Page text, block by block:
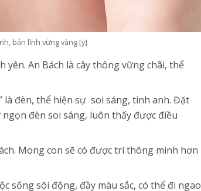
bản lĩnh vững vàng [y]
yên. An Bách là cây thông vững chãi, thể
là đèn, thể hiện sự soi sáng, tinh anh. Đặt
đèn soi sáng, luôn thấy được điều
Mong con sẽ có được trí thông minh hơn
sống sôi động, đầy màu sắc, có thể đi ngao